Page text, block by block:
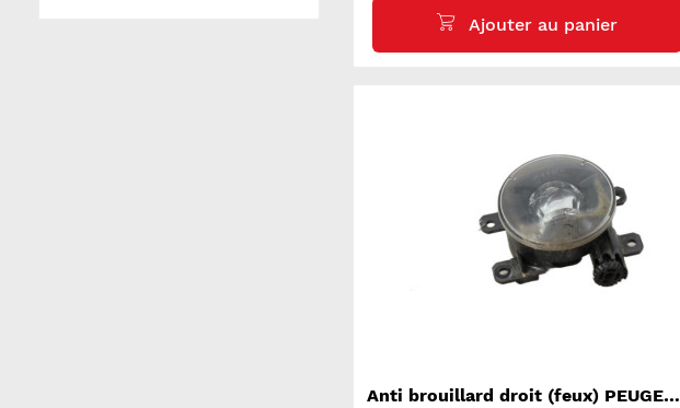
Anti brouillard droit (feux) PEUGEOT